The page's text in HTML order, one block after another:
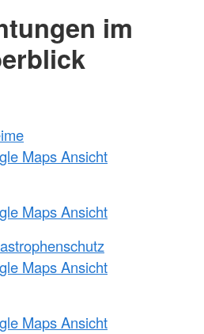
im
Maps Ansicht
Maps Ansicht
Maps Ansicht
Maps Ansicht